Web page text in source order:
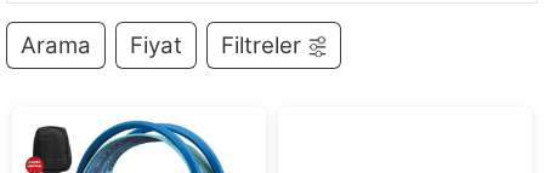
Arama Fiyat Filtreler